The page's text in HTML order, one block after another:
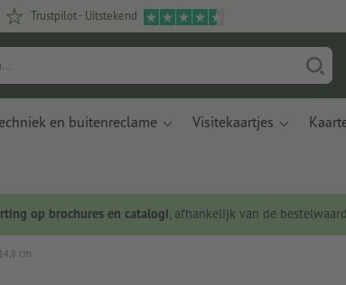
Trustpilot - Uitstekend
en buitenreclame Visitekaartjes
op brochures en catalogi, afhankelijk van de
cm